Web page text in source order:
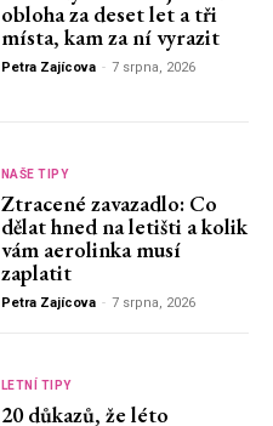
obloha za deset let a tři
místa, kam za ní vyrazit
Petra Zajícova - 7 srpna, 2026
NAŠE TIPY
Ztracené zavazadlo: Co
dělat hned na letišti a kolik
vám aerolinka musí
zaplatit
Petra Zajícova - 7 srpna, 2026
LETNÍ TIPY
20 důkazů, že léto